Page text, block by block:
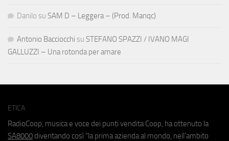
Danilo su SAM D – Leggera – (Prod. Manqc)
Antonio Bacciocchi su STEFANO SPAZZI / IVANO MAGI
GALLUZZI – Una rotonda per amare
ETICA
RadioCoop, musica e voce dei punti vendita Coop, ha ottenuto la
SA8000 diventando così "la prima azienda al mondo, nell'ambito